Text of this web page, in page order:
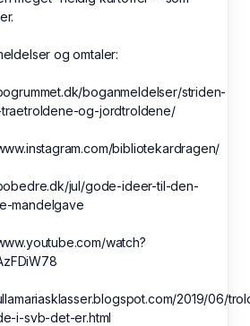
og omtaler:
boganmeldelser/striden-
traetroldene-og-jordtroldene/
bibliotekardragen/
jul/gode-ideer-til-den-
mandelgave
watch?
2019/06/
i-svb-det-er.html